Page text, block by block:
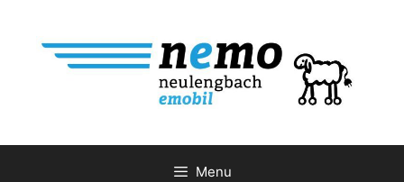
content
Menu